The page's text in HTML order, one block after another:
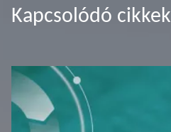
Kapcsolódó cikkek